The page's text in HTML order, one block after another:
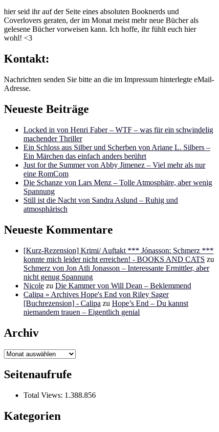
hier seid ihr auf der Seite eines absoluten Booknerds und
Coverlovers geraten, der im Monat meist mehr neue Bücher als
gelesene Bücher vorweisen kann. Ich hoffe, ihr fühlt euch hier
wohl! <3
Kontakt:
Nachrichten senden Sie bitte an die im Impressum hinterlegte eMail-
Adresse.
Neueste Beiträge
Locked in von Henri Faber – WTF – was für ein schwindelig
machender Thriller
Ein Schloss aus Silber und Scherben von Ariane L. Silbers –
Ein Märchen das einfach anders berührt
Just for the Summer von Abby Jimenez – Viel mehr als nur
eine RomCom
Die Schanze von Lars Menz – Tolle Atmosphäre, aber wenig
Spannung
Still ist die Nacht von Sandra Aslund – Ruhig und
atmosphärisch
Neueste Kommentare
[Kurz-Rezension] Krimi/ Auftakt *** Jónasson: Schmerz ***
konnte mich leider nicht erreichen! - BOOKS AND CATS zu
Schmerz von Jon Atli Jonasson – Interessante Ermittler, aber
nicht genug Spannung
Nicole zu Die Kammer von Will Dean – Beklemmend
Calipa » Archives Hope's End von Riley Sager
[Buchrezension] - Calipa zu Hope’s End – Du kannst
niemandem trauen – Eigentlich genial
Archiv
Archiv
Seitenaufrufe
Total Views: 1.388.856
Kategorien